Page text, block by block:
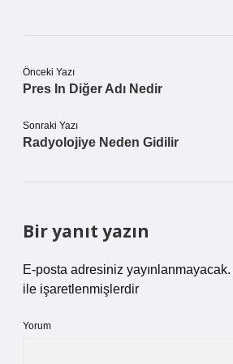
Önceki Yazı
Pres In Diğer Adı Nedir
Sonraki Yazı
Radyolojiye Neden Gidilir
Bir yanıt yazın
E-posta adresiniz yayınlanmayacak.
ile işaretlenmişlerdir
Yorum